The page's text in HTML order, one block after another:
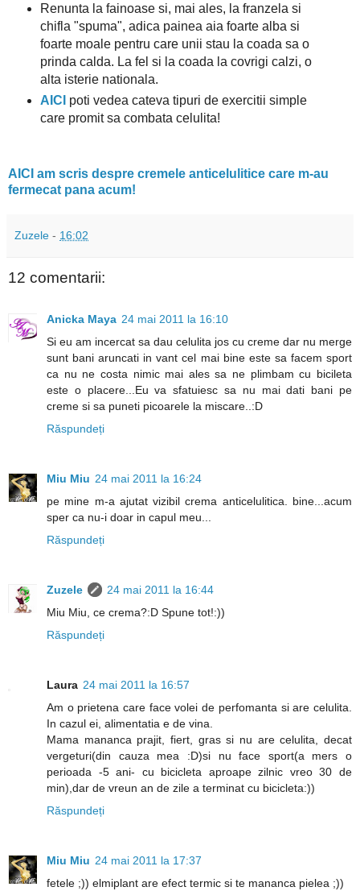
Renunta la fainoase si, mai ales, la franzela si
chifla "spuma", adica painea aia foarte alba si
foarte moale pentru care unii stau la coada sa o
prinda calda. La fel si la coada la covrigi calzi, o
alta isterie nationala.
AICI poti vedea cateva tipuri de exercitii simple
care promit sa combata celulita!
AICI am scris despre cremele anticelulitice care m-au
fermecat pana acum!
Zuzele - 16:02
12 comentarii:
Anicka Maya 24 mai 2011 la 16:10
Si eu am incercat sa dau celulita jos cu creme dar nu merge
sunt bani aruncati in vant cel mai bine este sa facem sport
ca nu ne costa nimic mai ales sa ne plimbam cu bicileta
este o placere...Eu va sfatuiesc sa nu mai dati bani pe
creme si sa puneti picoarele la miscare..:D
Răspundeți
Miu Miu 24 mai 2011 la 16:24
pe mine m-a ajutat vizibil crema anticelulitica. bine...acum
sper ca nu-i doar in capul meu...
Răspundeți
Zuzele
24 mai 2011 la 16:44
Miu Miu, ce crema?:D Spune tot!:))
Răspundeți
Laura 24 mai 2011 la 16:57
Am o prietena care face volei de perfomanta si are celulita.
In cazul ei, alimentatia e de vina.
Mama mananca prajit, fiert, gras si nu are celulita, decat
vergeturi(din cauza mea :D)si nu face sport(a mers o
perioada -5 ani- cu bicicleta aproape zilnic vreo 30 de
min),dar de vreun an de zile a terminat cu bicicleta:))
Răspundeți
Miu Miu 24 mai 2011 la 17:37
fetele ;)) elmiplant are efect termic si te mananca pielea ;))